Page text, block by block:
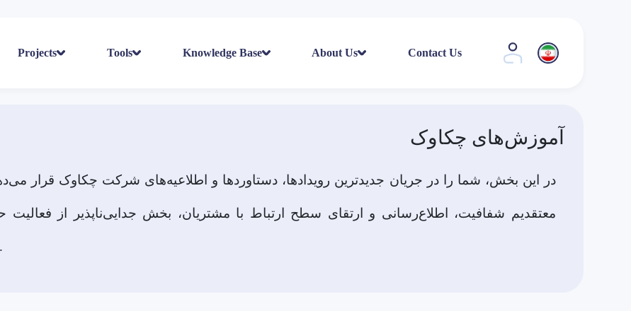
Projects Tools Knowledge Base About Us Contact Us
آموزش‌های چکاوک
در این بخش، شما را در جریان جدیدترین رویدادها، دستاوردها و اطلاعیه‌های شرکت چکاوک قرار
معتقدیم شفافیت، اطلاع‌رسانی و ارتقای سطح ارتباط با مشتریان، بخش جدایی‌ناپذیر از فعالیت
ماست.